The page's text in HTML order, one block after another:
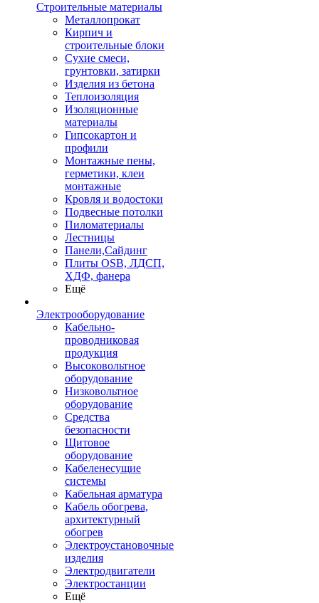
Строительные материалы
Металлопрокат
Кирпич и
строительные блоки
Сухие смеси,
грунтовки, затирки
Изделия из бетона
Теплоизоляция
Изоляционные
материалы
Гипсокартон и
профили
Монтажные пены,
герметики, клеи
монтажные
Кровля и водостоки
Подвесные потолки
Пиломатериалы
Лестницы
Панели,Сайдинг
Плиты OSB, ЛДСП,
ХДФ, фанера
Ещё
Электрооборудование
Кабельно-
проводниковая
продукция
Высоковольтное
оборудование
Низковольтное
оборудование
Средства
безопасности
Щитовое
оборудование
Кабеленесущие
системы
Кабельная арматура
Кабель обогрева,
архитектурный
обогрев
Электроустановочные
изделия
Электродвигатели
Электростанции
Ещё